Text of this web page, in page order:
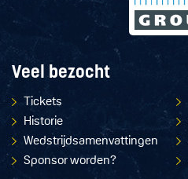
Veel bezocht
Tickets
Historie
Wedstrijdsamenvattingen
Sponsor worden?